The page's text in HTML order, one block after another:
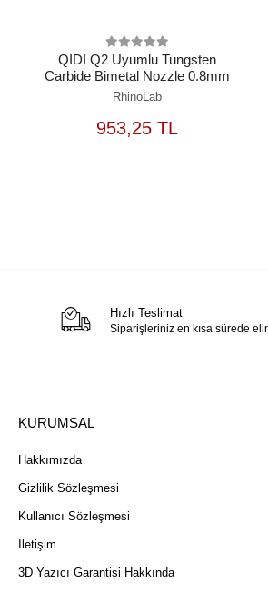
QIDI Q2 Uyumlu Tungsten
Carbide Bimetal Nozzle 0.8mm
RhinoLab
953,25 TLSEPETE
EKLE
Hızlı Teslimat
Siparişleriniz en kısa sürede
KURUMSAL
Hakkımızda
Gizlilik Sözleşmesi
Kullanıcı Sözleşmesi
İletişim
3D Yazıcı Garantisi Hakkında